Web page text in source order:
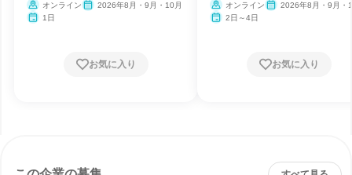
オンライン
2026年8月・9月・10月
1日
お気に入り
オンライン
2026年8月・9月・
2日～4日
お気に入り